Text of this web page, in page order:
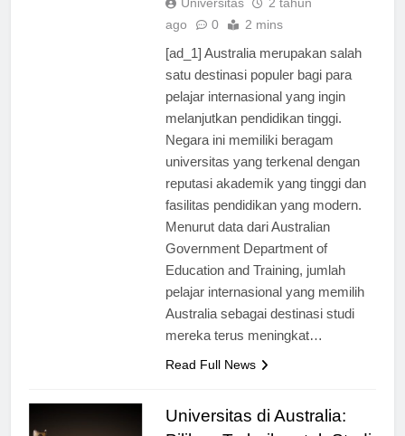
ago
0 2 mins
[ad_1] Australia merupakan salah
satu destinasi populer bagi para
pelajar internasional yang ingin
melanjutkan pendidikan tinggi.
Negara ini memiliki beragam
universitas yang terkenal dengan
reputasi akademik yang tinggi dan
fasilitas pendidikan yang modern.
Menurut data dari Australian
Government Department of
Education and Training, jumlah
pelajar internasional yang memilih
Australia sebagai destinasi studi
mereka terus meningkat…
Read Full News
Universitas di Australia: